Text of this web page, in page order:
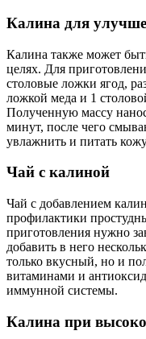
Калина для
Калина также может
целях. Для
столовые ложки ягод,
ложкой меда и 1
Полученную массу
минут, после чего
увлажнить и питать
Чай с калиной
Чай с добавлением
профилактики
приготовления нужно
добавить в него
только вкусный, но и
витаминами и
иммунной системы.
Калина при